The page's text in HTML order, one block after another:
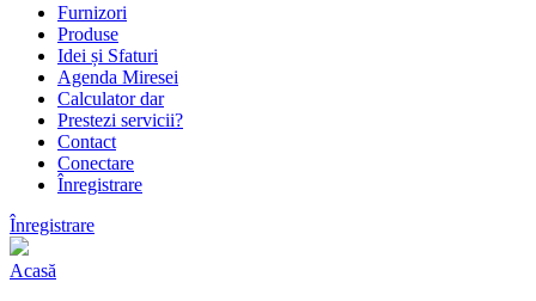
Furnizori
Produse
Idei și Sfaturi
Agenda Miresei
Calculator dar
Prestezi servicii?
Contact
Conectare
Înregistrare
Înregistrare
Acasă